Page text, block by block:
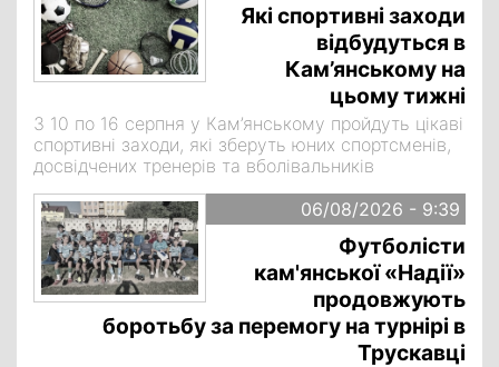
Які спортивні заходи
відбудуться в
Кам’янському на
цьому тижні
З 10 по 16 серпня у Кам’янському пройдуть цікаві
спортивні заходи, які зберуть юних спортсменів,
досвідчених тренерів та вболівальників
06/08/2026 - 9:39
Футболісти
кам'янської «Надії»
продовжують
боротьбу за перемогу на турнірі в
Трускавці